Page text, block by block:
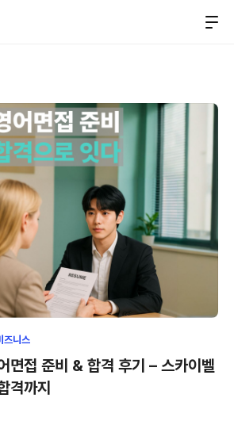
즈니스
면접 준비 & 합격 후기 – 스카이벨
격까지